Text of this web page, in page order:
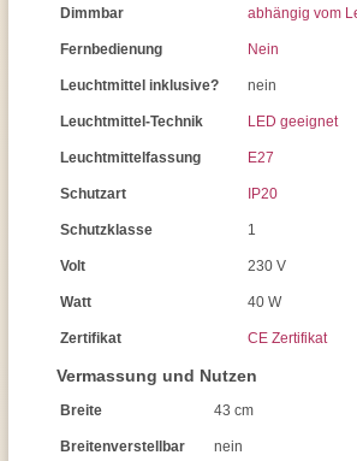
Dimmbar abhängig vom
Fernbedienung Nein
Leuchtmittel inklusive? nein
Leuchtmittel-Technik LED geeignet
Leuchtmittelfassung E27
Schutzart IP20
Schutzklasse 1
Volt 230 V
Watt 40 W
Zertifikat CE Zertifikat
Vermassung und Nutzen
Breite 43 cm
Breitenverstellbar nein